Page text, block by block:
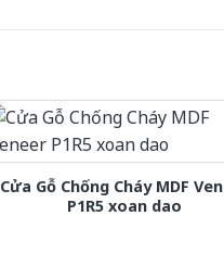
Cửa Gỗ Chống Cháy MDF
P1R5 xoan dao